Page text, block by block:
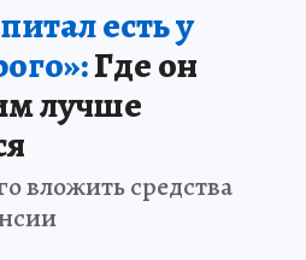
есть у
Где он
лучше
вложить средства